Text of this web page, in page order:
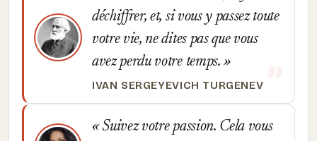
déchiffrer, et, si vous y passez toute
votre vie, ne dites pas que vous
avez perdu votre temps.
IVAN SERGEYEVICH TURGENEV
Suivez votre passion. Cela vous